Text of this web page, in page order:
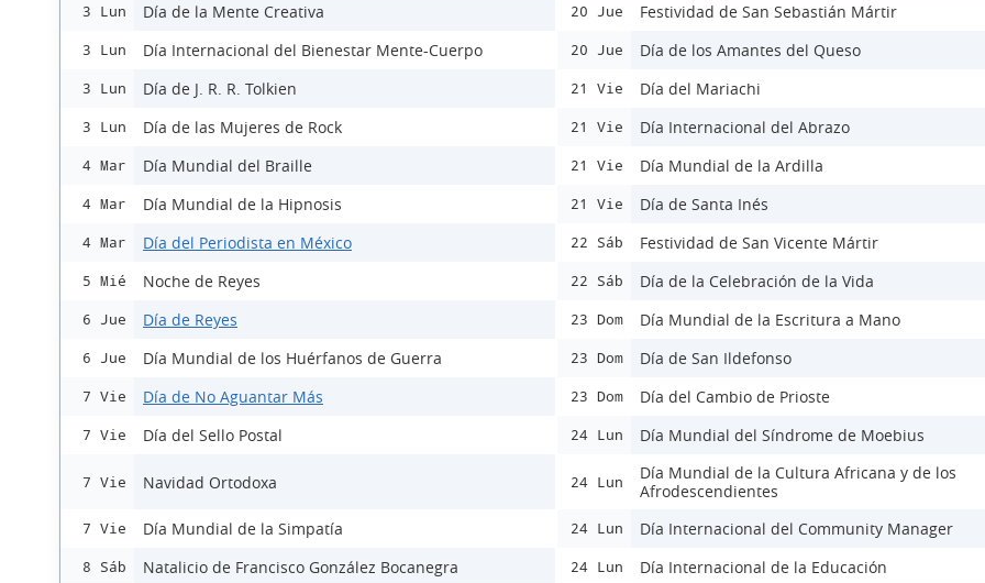
3 Lun Día de la Mente Creativa
3 Lun Día Internacional del Bienestar Mente-Cuerpo
3 Lun Día de J. R. R. Tolkien
3 Lun Día de las Mujeres de Rock
4 Mar Día Mundial del Braille
4 Mar Día Mundial de la Hipnosis
4 Mar Día del Periodista en México
5 Mié Noche de Reyes
6 Jue Día de Reyes
6 Jue Día Mundial de los Huérfanos de Guerra
7 Vie Día de No Aguantar Más
7 Vie Día del Sello Postal
7 Vie Navidad Ortodoxa
7 Vie Día Mundial de la Simpatía
8 Sáb Natalicio de Francisco González Bocanegra
20 Jue Festividad de San Sebastián Mártir
20 Jue Día de los Amantes del Queso
21 Vie Día del Mariachi
21 Vie Día Internacional del Abrazo
21 Vie Día Mundial de la Ardilla
21 Vie Día de Santa Inés
22 Sáb Festividad de San Vicente Mártir
22 Sáb Día de la Celebración de la Vida
23 Dom Día Mundial de la Escritura a Mano
23 Dom Día de San Ildefonso
23 Dom Día del Cambio de Prioste
24 Lun Día Mundial del Síndrome de Moebius
24 Lun
Día Mundial de la Cultura Africana y de los
Afrodescendientes
24 Lun Día Internacional del Community Manager
24 Lun Día Internacional de la Educación